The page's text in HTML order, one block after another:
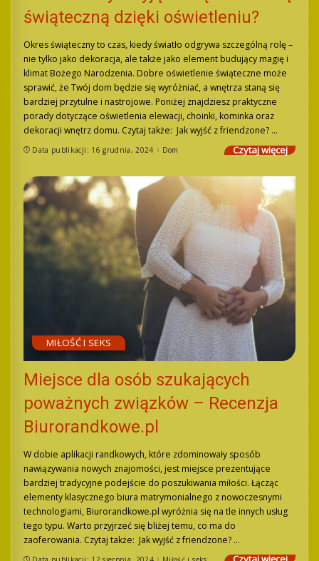
świąteczną dzięki oświetleniu?
Okres świąteczny to czas, kiedy światło odgrywa szczególną rolę –
nie tylko jako dekoracja, ale także jako element budujący magię i
klimat Bożego Narodzenia. Dobre oświetlenie świąteczne może
sprawić, że Twój dom będzie się wyróżniać, a wnętrza staną się
bardziej przytulne i nastrojowe. Poniżej znajdziesz praktyczne
porady dotyczące oświetlenia elewacji, choinki, kominka oraz
dekoracji wnętrz domu. Czytaj także: Jak wyjść z friendzone? ...
Data publikacji: 16 grudnia, 2024 Dom Czytaj więcej
MIŁOŚĆ I SEKS
Miejsce dla osób szukających
poważnych związków – Recenzja
Biurorandkowe.pl
W dobie aplikacji randkowych, które zdominowały sposób
nawiązywania nowych znajomości, jest miejsce prezentujące
bardziej tradycyjne podejście do poszukiwania miłości. Łącząc
elementy klasycznego biura matrymonialnego z nowoczesnymi
technologiami, Biurorandkowe.pl wyróżnia się na tle innych usług
tego typu. Warto przyjrzeć się bliżej temu, co ma do
zaoferowania. Czytaj także: Jak wyjść z friendzone? ...